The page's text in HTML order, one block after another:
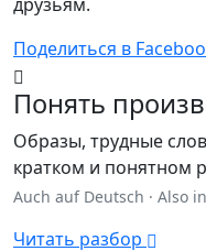
Поделиться в
Понять
Образы, трудные
кратком и понятном
Auch auf Deutsch · Also
Читать разбор